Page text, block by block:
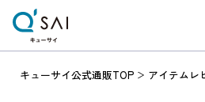
キューサイ公式通販TOP アイテムレ